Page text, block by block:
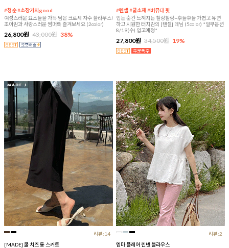
#청순 #소장가치good
여성스러운 요소들을 가득 담은 크로셰 자수 블라우스!
조아맘과 사랑스러운 썸머룩 즐겨보세요 (2color)
26,800원 43,000원 38%
#텐셀 #쿨소재 #버뮤다 핏
입는 순간 느껴지는 찰랑찰랑~후들후들 가볍고 유연
하고 시원한 터치감의 [텐셀] 데님 (5color) *일부옵션
8/19(수) 입고예정*
27,800원 34,500원 19%
리뷰:14
[MADE] 쿨 치즈 롱 스커트
리뷰:2
엠마 플레어 린넨 블라우스